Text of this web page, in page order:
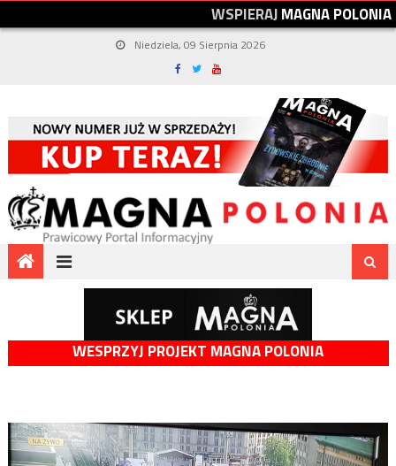
WSPIERAJMAGNAPOLONIA
Niedziela, 09 Sierpnia 2026
WESPRZYJ PROJEKT MAGNA POLONIA